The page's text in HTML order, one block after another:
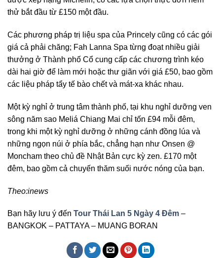
thử bắt đầu từ £150 một đầu.
Các phương pháp trị liệu spa của Princely cũng có các gói
giá cả phải chăng; Fah Lanna Spa từng đoạt nhiều giải
thưởng ở Thành phố Cổ cung cấp các chương trình kéo
dài hai giờ để làm mới hoặc thư giãn với giá £50, bao gồm
các liệu pháp tẩy tế bào chết và mát-xa khác nhau.
Một kỳ nghỉ ở trung tâm thành phố, tại khu nghỉ dưỡng ven
sông năm sao Meliá Chiang Mai chỉ tốn £94 mỗi đêm,
trong khi một kỳ nghỉ dưỡng ở những cánh đồng lúa và
những ngọn núi ở phía bắc, chẳng hạn như Onsen @
Moncham theo chủ đề Nhật Bản cực kỳ zen. £170 một
đêm, bao gồm cả chuyến thăm suối nước nóng của bạn.
Theo:inews
Bạn hãy lưu ý đến Tour Thái Lan 5 Ngày 4 Đêm –
BANGKOK – PATTAYA – MUANG BORAN